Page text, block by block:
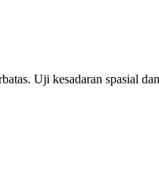
Uji kesadaran spasial